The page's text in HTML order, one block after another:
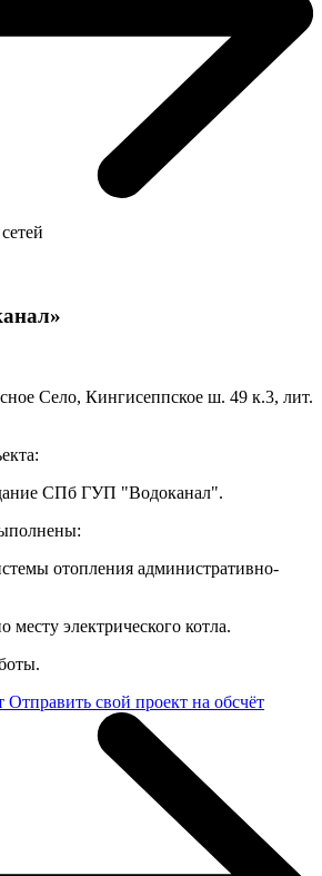
Село, Кингисеппское ш. 49 к.3, лит.
СПб ГУП "Водоканал".
отопления административно-
месту электрического котла.
Отправить свой проект на обсчёт